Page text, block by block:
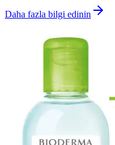
Daha fazla bilgi edinin